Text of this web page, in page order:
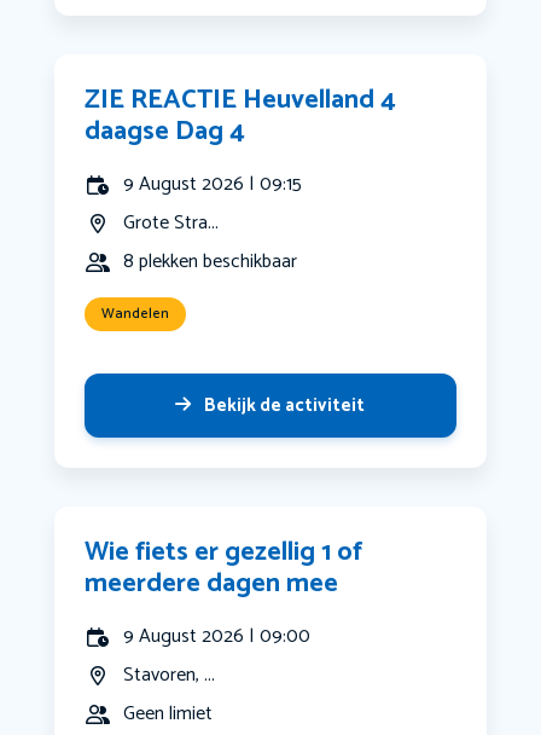
ZIE REACTIE Heuvelland 4
daagse Dag 4
9 August 2026 | 09:15
Grote Stra...
8 plekken beschikbaar
Wandelen
Bekijk de activiteit
Wie fiets er gezellig 1 of
meerdere dagen mee
9 August 2026 | 09:00
Stavoren, ...
Geen limiet